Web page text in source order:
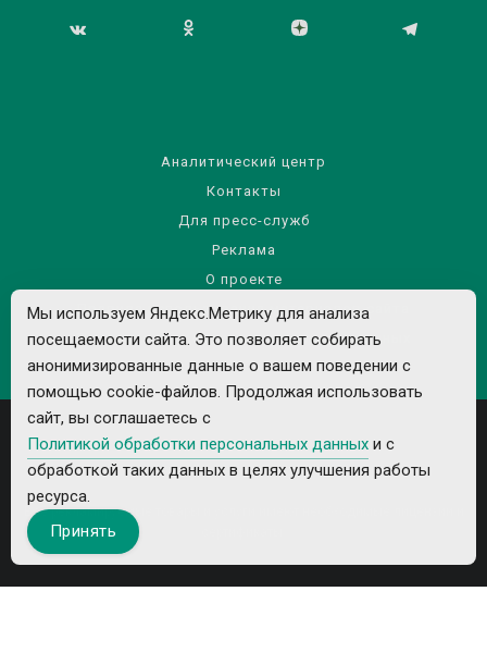
Аналитический центр
Контакты
Для пресс-служб
Реклама
О проекте
Правила использования материалов сайта
Политика обработки персональных данных
Все рекламируемые товары и услуги имеют необходимые лицензии и
Мы используем Яндекс.Метрику для анализа
посещаемости сайта. Это позволяет собирать
анонимизированные данные о вашем поведении с
помощью cookie-файлов. Продолжая использовать
сайт, вы соглашаетесь с
Политикой обработки персональных данных и с
обработкой таких данных в целях улучшения работы
ресурса.
Принять